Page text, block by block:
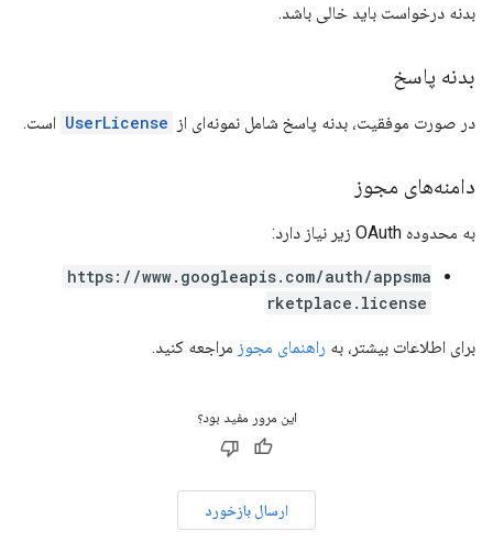
بدنه درخواست باید خالی باشد.
بدنه پاسخ
در صورت موفقیت، بدنه پاسخ شامل نمونه‌ای از UserLicense است.
دامنه‌های مجوز
به محدوده OAuth زیر نیاز دارد:
https://www.googleapis.com/auth/appsma
rketplace.license
برای اطلاعات بیشتر، به راهنمای مجوز مراجعه کنید.
این مرور مفید بود؟
ارسال بازخورد